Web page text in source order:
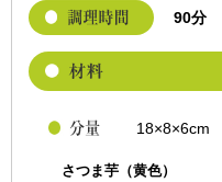
90分
18×8×6cm
さつま芋（黄色）